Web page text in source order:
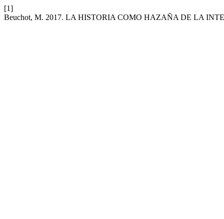
[1]
Beuchot, M. 2017. LA HISTORIA COMO HAZAÑA DE LA